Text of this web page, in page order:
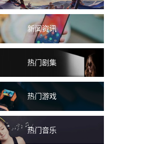
新闻资讯
热门剧集
热门游戏
热门音乐